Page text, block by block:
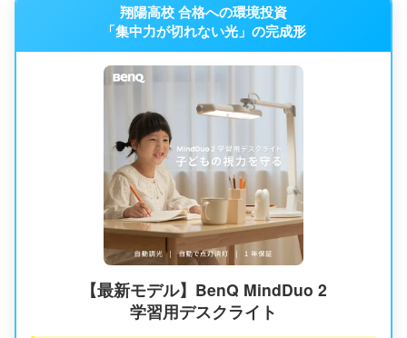
翔陽高校 合格への環境投資
「集中力が切れない光」の完成形
【最新モデル】BenQ MindDuo 2
学習用デスクライト